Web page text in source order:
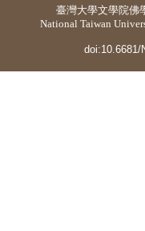
臺灣大學文學院佛
National Taiwan
doi:10.6681/